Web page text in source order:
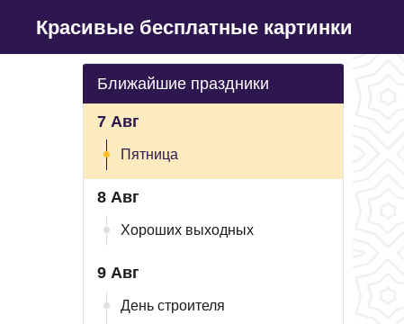
Красивые бесплатные картинки
Ближайшие праздники
7 Авг
Пятница
8 Авг
Хороших выходных
9 Авг
День строителя